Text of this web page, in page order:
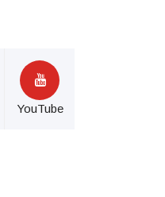
YouTube